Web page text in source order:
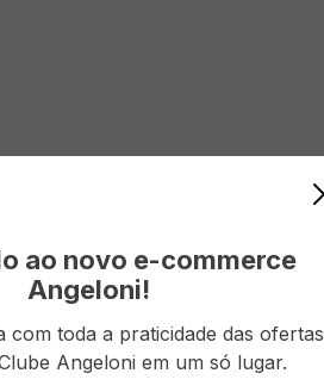
ao novo e-commerce
Angeloni!
com toda a praticidade das ofertas
Angeloni em um só lugar.